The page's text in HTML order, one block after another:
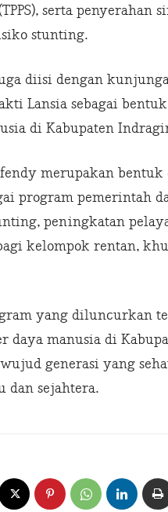
serta
stunting.
diisi dengan
Lansia sebagai
di Kabupaten
merupakan
program pemerintah
peningkatan
kelompok rentan,
yang diluncurkan
daya manusia di
generasi yang
sejahtera.